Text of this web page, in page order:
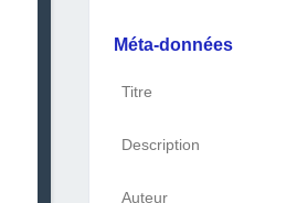
Méta-données
Titre
Description
Auteur